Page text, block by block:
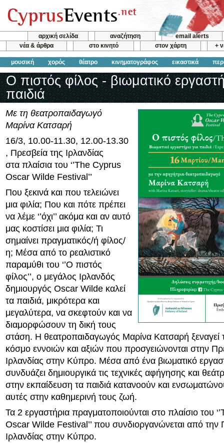
αρχική σελίδα αναζήτηση
email alerts
νέα & άρθρα
στο κινητό στον χάρτη +
μουσική χορός θέατρο κινηματογράφος εικαστικά
Ο πιστός φίλος - βιωματικό
παιδιά
Με τη θεατροπαιδαγωγό
Μαρίνα Κατσαρή
16/3, 10.00-11.30, 12.00-13.30
, Πρεσβεία της Ιρλανδίας
στα πλαίσια του ‘’The Cyprus
Oscar Wilde Festival’’
Που ξεκινά και που τελειώνει
μια φιλία; Που και πότε πρέπει
να λέμε ‘’όχι’’ ακόμα και αν αυτό
μας κοστίσει μια φιλία; Τι
σημαίνει πραγματικός/ή φίλος/
η; Μέσα από το ρεαλιστικό
παραμύθι του ‘’Ο πιστός
φίλος’’, ο μεγάλος Ιρλανδός
δημιουργός Oscar Wilde καλεί
τα παιδιά, μικρότερα και
μεγαλύτερα, να σκεφτούν και να
διαμορφώσουν τη δική τους
στάση. Η θεατροπαιδαγωγός Μαρίνα Κατσαρή ξεναγεί
κόσμο εννοιών και αξιών που προσγειώνονται στην
Ιρλανδίας στην Κύπρο. Mέσα από ένα βιωματικό
συνδυάζει δημιουργικά τις τεχνικές αφήγησης και
στην εκπαίδευση τα παιδιά κατανοούν και
αυτές στην καθημερινή τους ζωή.
Τα 2 εργαστήρια πραγματοποιούνται στο πλαίσιο του
Oscar Wilde Festival’’ που συνδιοργανώνεται από την
Ιρλανδίας στην Κύπρο.